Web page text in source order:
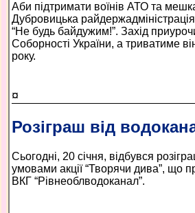
Аби підтримати воїнів АТО та
Дубровицька
“Не будь байдужим!”. Захід
Соборності України, а триватиме
року.
¤
Розіграш від
Сьогодні, 20 січня, відбувся
умовами акції “Творячи дива”, що
ВКГ “Рівнеоблводоканал”.